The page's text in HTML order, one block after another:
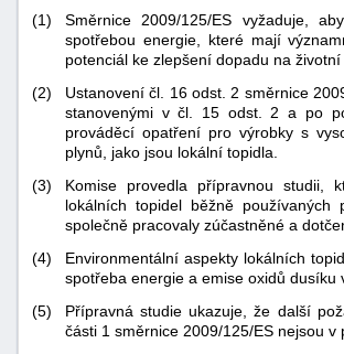
(1)
Směrnice 2009/125/ES vyžaduje,
spotřebou energie, které mají
potenciál ke zlepšení dopadu na
(2)
Ustanovení čl. 16 odst. 2 směrnice
stanovenými v čl. 15 odst. 2 a po
prováděcí opatření pro výrobky s
plynů, jako jsou lokální topidla.
(3)
Komise provedla přípravnou studii,
lokálních topidel běžně
společně pracovaly zúčastněné a
(4)
Environmentální aspekty lokálních
spotřeba energie a emise oxidů dusíku
(5)
Přípravná studie ukazuje, že další
části 1 směrnice 2009/125/ES nejsou